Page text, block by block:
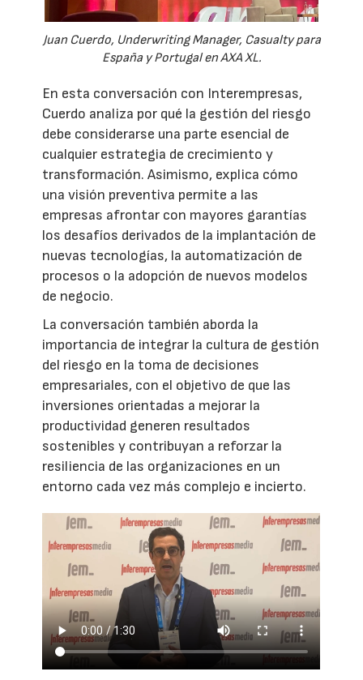
Juan Cuerdo, Underwriting Manager, Casualty para
España y Portugal en AXA XL.
En esta conversación con Interempresas,
Cuerdo analiza por qué la gestión del riesgo
debe considerarse una parte esencial de
cualquier estrategia de crecimiento y
transformación. Asimismo, explica cómo
una visión preventiva permite a las
empresas afrontar con mayores garantías
los desafíos derivados de la implantación de
nuevas tecnologías, la automatización de
procesos o la adopción de nuevos modelos
de negocio.
La conversación también aborda la
importancia de integrar la cultura de gestión
del riesgo en la toma de decisiones
empresariales, con el objetivo de que las
inversiones orientadas a mejorar la
productividad generen resultados
sostenibles y contribuyan a reforzar la
resiliencia de las organizaciones en un
entorno cada vez más complejo e incierto.